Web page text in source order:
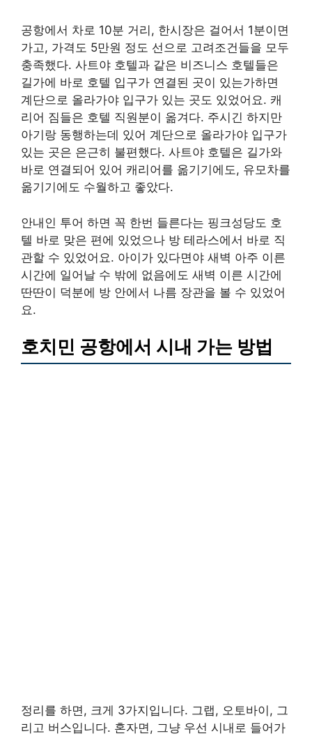
공항에서 차로 10분 거리, 한시장은 걸어서 1분이면
가고, 가격도 5만원 정도 선으로 고려조건들을 모두
충족했다. 사트야 호텔과 같은 비즈니스 호텔들은
길가에 바로 호텔 입구가 연결된 곳이 있는가하면
계단으로 올라가야 입구가 있는 곳도 있었어요. 캐
리어 짐들은 호텔 직원분이 옮겨다. 주시긴 하지만
아기랑 동행하는데 있어 계단으로 올라가야 입구가
있는 곳은 은근히 불편했다. 사트야 호텔은 길가와
바로 연결되어 있어 캐리어를 옮기기에도, 유모차를
옮기기에도 수월하고 좋았다.
안내인 투어 하면 꼭 한번 들른다는 핑크성당도 호
텔 바로 맞은 편에 있었으나 방 테라스에서 바로 직
관할 수 있었어요. 아이가 있다면야 새벽 아주 이른
시간에 일어날 수 밖에 없음에도 새벽 이른 시간에
딴딴이 덕분에 방 안에서 나름 장관을 볼 수 있었어
요.
호치민 공항에서 시내 가는 방법
정리를 하면, 크게 3가지입니다. 그랩, 오토바이, 그
리고 버스입니다. 혼자면, 그냥 우선 시내로 들어가